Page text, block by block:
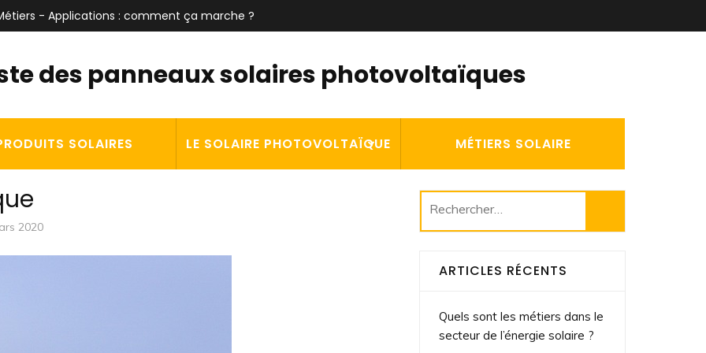
- Applications : comment ça marche ?
des panneaux solaires photovoltaïques
SOLAIRES LE SOLAIRE PHOTOVOLTAÏQUE MÉTIERS SOLAIRE
2020
Rechercher :
ARTICLES RÉCENTS
Quels sont les métiers dans le
secteur de l’énergie solaire ?